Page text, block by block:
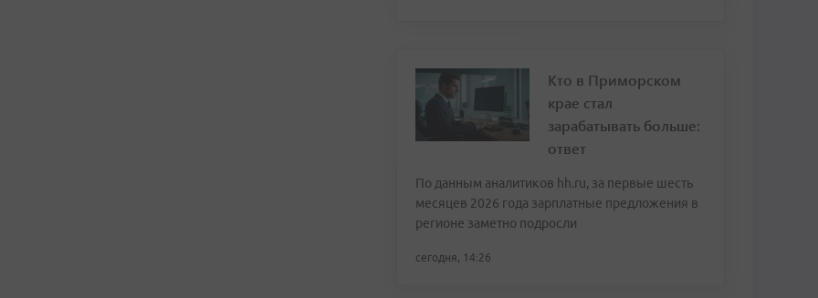
Кто в Приморском
крае стал
зарабатывать больше:
ответ
По данным аналитиков hh.ru, за первые шесть
месяцев 2026 года зарплатные предложения в
регионе заметно подросли
сегодня, 14:26